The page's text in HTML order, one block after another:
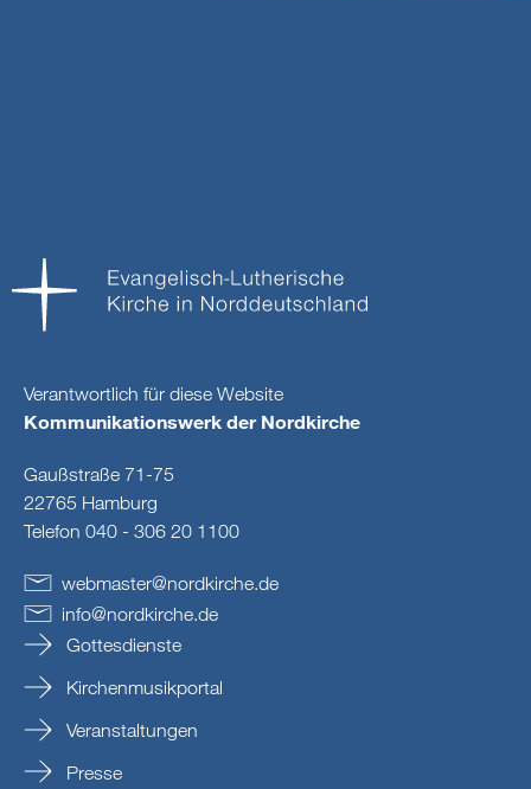
Verantwortlich für diese Website
Kommunikationswerk der Nordkirche
Gaußstraße 71-75
22765 Hamburg
Telefon 040 - 306 20 1100
webmaster@nordkirche.de
info@nordkirche.de
Gottesdienste
Kirchenmusikportal
Veranstaltungen
Presse